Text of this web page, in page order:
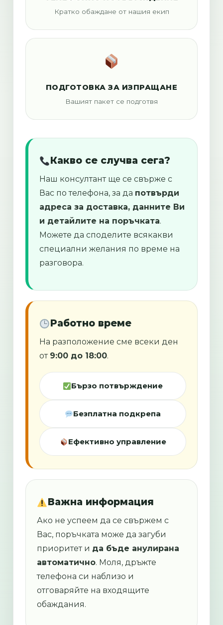
Кратко обаждане от нашия екип
ПОДГОТОВКА ЗА ИЗПРАЩАНЕ
Вашият пакет се подготвя
Какво се случва сега?
Наш консултант ще се свърже с
Вас по телефона, за да потвърди
адреса за доставка, данните Ви
и детайлите на поръчката.
Можете да споделите всякакви
специални желания по време на
разговора.
Работно време
На разположение сме всеки ден
от 9:00 до 18:00.
Бързо потвърждение
Безплатна подкрепа
Ефективно управление
Важна информация
Ако не успеем да се свържем с
Вас, поръчката може да загуби
приоритет и да бъде анулирана
автоматично. Моля, дръжте
телефона си наблизо и
отговаряйте на входящите
обаждания.